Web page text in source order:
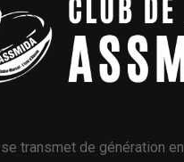
transmet de génération en